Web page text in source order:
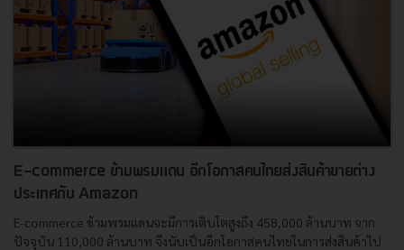
E-commerce ข้ามพรมแดน อีกโอกาสคนไทยส่งสินค้าขายต่าง
ประเทศกับ Amazon
E-commerce ข้ามพรมแดนจะมีการเติบโตสูงถึง 458,000 ล้านบาท จาก
ปัจจุบัน 110,000 ล้านบาท จึงนับเป็นอีกโอกาสคนไทยในการส่งสินค้าไป